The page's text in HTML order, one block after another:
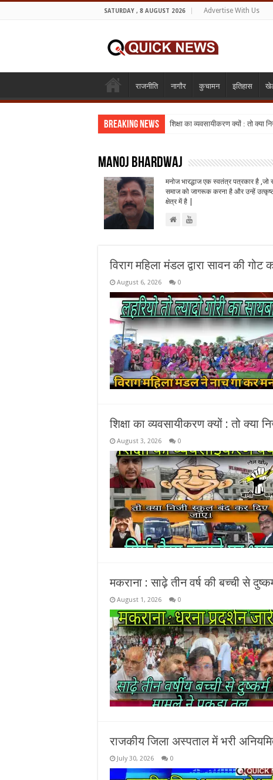
SATURDAY , 8 AUGUST 2026 Advertise With Us
राजनीति नागौर कुचामन इतिहास
Breaking News शिक्षा का व्यवसायीकरण क्यों : तो क्या
Manoj Bhardwaj
मनोज भारद्धाज एक स्वतंत्र पत्रकार है
समाज को जागरूक करना है और उन्हें
क्षेत्र में है |
विराग महिला मंडल द्वारा सावन की
August 6, 2026 0
शिक्षा का व्यवसायीकरण क्यों : तो क्या
August 3, 2026 0
मकराना : साढ़े तीन वर्ष की बच्ची से
August 1, 2026 0
राजकीय जिला अस्पताल में भरी
July 30, 2026 0